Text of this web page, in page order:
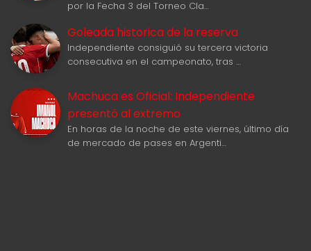
por la Fecha 3 del Torneo Cla…
Goleada historica de la reserva
Independiente consiguió su tercera victoria
consecutiva en el campeonato, tras …
Machuca es Oficial: Independiente
presentó al extremo
En horas de la noche de este viernes, último día
de mercado de pases en Argenti…